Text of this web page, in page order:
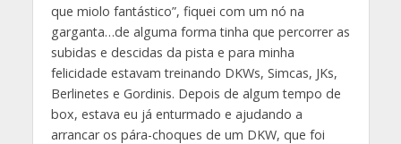
que miolo fantástico”, fiquei com um nó na
garganta…de alguma forma tinha que percorrer as
subidas e descidas da pista e para minha
felicidade estavam treinando DKWs, Simcas, JKs,
Berlinetes e Gordinis. Depois de algum tempo de
box, estava eu já enturmado e ajudando a
arrancar os pára-choques de um DKW, que foi